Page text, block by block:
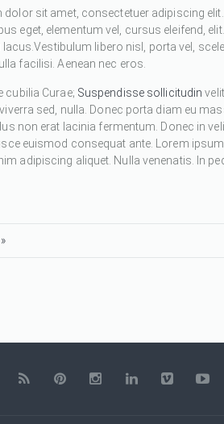
sit amet, consectetuer adipiscing
eget, elementum vel, cursus eleifend,
libero nisl, porta vel,
facilisi. Aenean nec eros.
Curae; Suspendisse sollicitudin
sed, nulla. Donec porta diam eu
non erat lacinia fermentum. Donec in
euismod consequat ante. Lorem
adipiscing aliquet. Nulla venenatis. In